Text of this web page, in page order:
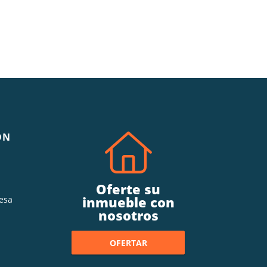
Oferte su
inmueble con
nosotros
OFERTAR